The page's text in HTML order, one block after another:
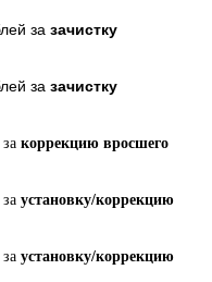
за зачистку
за зачистку
коррекцию вросшего
установку/коррекцию
установку/коррекцию